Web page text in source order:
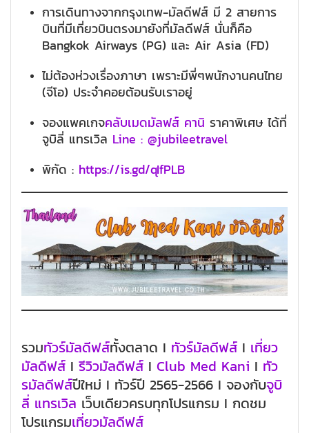
การเดินทางจากกรุงเทพ-มัลดีฟส์ มี 2 สายการ
บินที่มีเที่ยวบินตรงมายังที่มัลดีฟส์ นั่นก็คือ
Bangkok Airways (PG) และ Air Asia (FD)
ไม่ต้องห่วงเรื่องภาษา เพราะมีพี่ๆพนักงานคนไทย
(จีโอ) ประจำคอยต้อนรับเราอยู่
จองแพคเกจคลับเมดมัลฟส์ คานิ ราคาพิเศษ ได้ที่
จูบิลี่ แทรเวิล Line : @jubileetravel
พิกัด : https://is.gd/qIfPLB
รวมทัวร์มัลดีฟส์ทั้งตลาด I ทัวร์มัลดีฟส์ I เที่ยว
มัลดีฟส์ I รีวิวมัลดีฟส์ I Club Med Kani I ทัว
รมัลดีฟส์ปีใหม่ I ทัวร์ปี 2565-2566 I จองกับจูบิ
ลี่ แทรเวิล เว็บเดียวครบทุกโปรแกรม I กดชม
โปรแกรมเที่ยวมัลดีฟส์